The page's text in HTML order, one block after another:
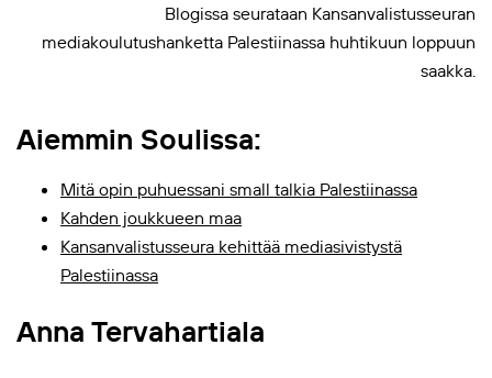
Blogissa seurataan Kansanvalistusseuran
mediakoulutushanketta Palestiinassa huhtikuun loppuun
saakka.
Aiemmin Soulissa:
Mitä opin puhuessani small talkia Palestiinassa
Kahden joukkueen maa
Kansanvalistusseura kehittää mediasivistystä
Palestiinassa
Anna Tervahartiala